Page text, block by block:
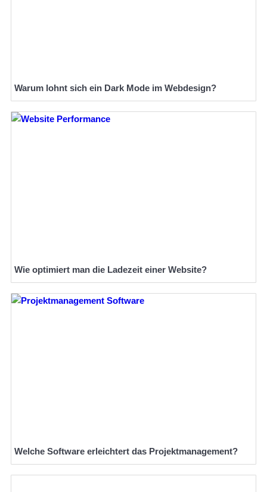
Warum lohnt sich ein Dark Mode im Webdesign?
Wie optimiert man die Ladezeit einer Website?
Welche Software erleichtert das Projektmanagement?